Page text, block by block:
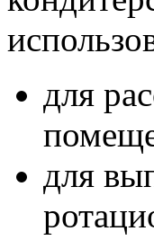
для
для